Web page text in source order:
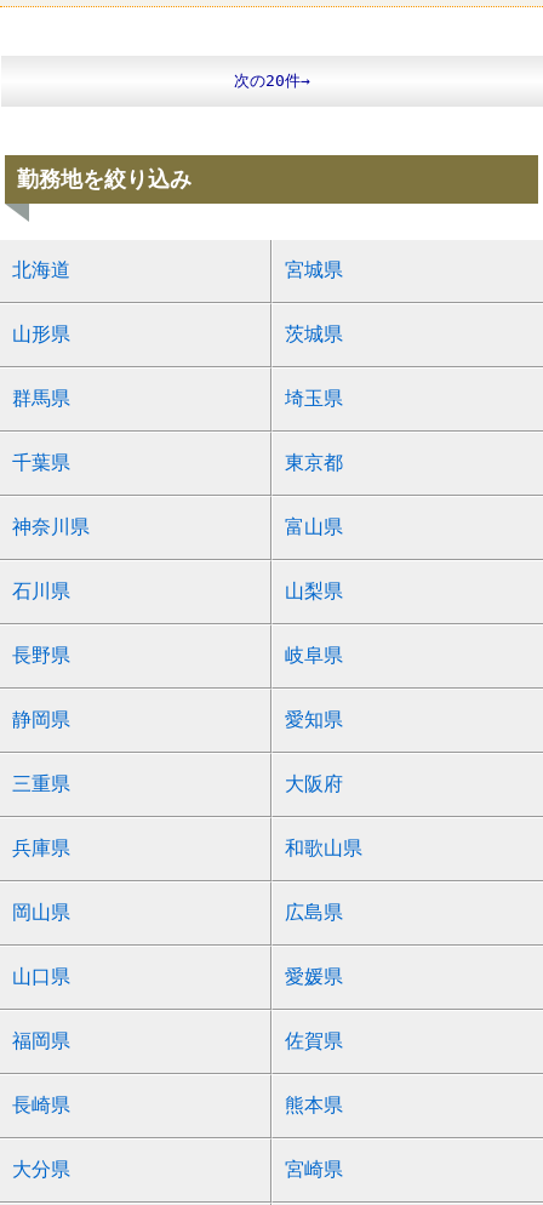
次の20件→
勤務地を絞り込み
北海道 宮城県
山形県 茨城県
群馬県 埼玉県
千葉県 東京都
神奈川県 富山県
石川県 山梨県
長野県 岐阜県
静岡県 愛知県
三重県 大阪府
兵庫県 和歌山県
岡山県 広島県
山口県 愛媛県
福岡県 佐賀県
長崎県 熊本県
大分県 宮崎県